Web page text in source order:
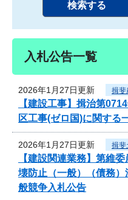
入札公告一覧
2026年1月27日更新 揖斐
【建設工事】揖治第
区工事(ゼロ国)に関する
2026年1月27日更新 揖斐
【建設関連業務】第
壊防止（一般）（債務
般競争入札公告